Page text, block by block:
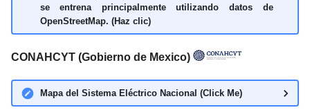
se entrena principalmente utilizando datos de
OpenStreetMap. (Haz clic)
CONAHCYT (Gobierno de Mexico)
Mapa del Sistema Eléctrico Nacional (Click Me)